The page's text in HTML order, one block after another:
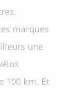
marques
une
100 km. Et